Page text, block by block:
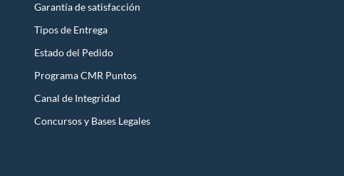
Garantía de satisfacción
Tipos de Entrega
Estado del Pedido
Programa CMR Puntos
Canal de Integridad
Concursos y Bases Legales